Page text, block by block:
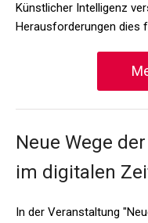
Künstlicher Intelligenz
Herausforderungen dies
Neue Wege
im digitalen
In der Veranstaltung